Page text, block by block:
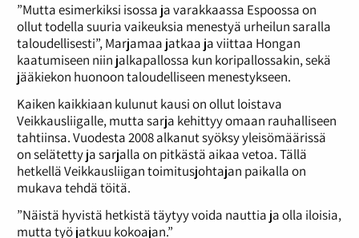
”Mutta esimerkiksi isossa ja varakkaassa Espoossa on
ollut todella suuria vaikeuksia menestyä urheilun saralla
taloudellisesti”, Marjamaa jatkaa ja viittaa Hongan
kaatumiseen niin jalkapallossa kun koripallossakin, sekä
jääkiekon huonoon taloudelliseen menestykseen.
Kaiken kaikkiaan kulunut kausi on ollut loistava
Veikkausliigalle, mutta sarja kehittyy omaan rauhalliseen
tahtiinsa. Vuodesta 2008 alkanut syöksy yleisömäärissä
on selätetty ja sarjalla on pitkästä aikaa vetoa. Tällä
hetkellä Veikkausliigan toimitusjohtajan paikalla on
mukava tehdä töitä.
”Näistä hyvistä hetkistä täytyy voida nauttia ja olla iloisia,
mutta työ jatkuu kokoajan.”